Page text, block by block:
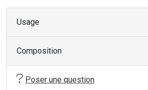
Usage
Composition
Poser une question